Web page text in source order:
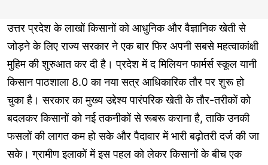
उत्तर प्रदेश के लाखों किसानों को आधुनिक और वैज्ञानिक खेती से
जोड़ने के लिए राज्य सरकार ने एक बार फिर अपनी सबसे महत्वाकांक्षी
मुहिम की शुरुआत कर दी है। प्रदेश में द मिलियन फार्मर्स स्कूल यानी
किसान पाठशाला 8.0 का नया सत्र आधिकारिक तौर पर शुरू हो
चुका है। सरकार का मुख्य उद्देश्य पारंपरिक खेती के तौर-तरीकों को
बदलकर किसानों को नई तकनीकों से रूबरू कराना है, ताकि उनकी
फसलों की लागत कम हो सके और पैदावार में भारी बढ़ोतरी दर्ज की जा
सके। ग्रामीण इलाकों में इस पहल को लेकर किसानों के बीच एक